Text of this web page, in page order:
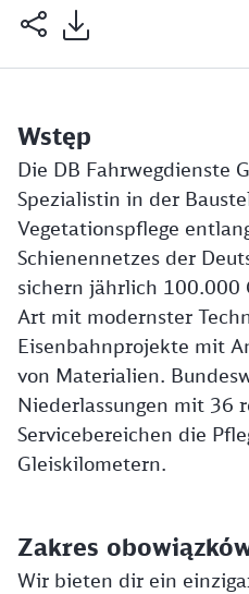
Wstęp
Die DB Fahrwegdienste
Spezialistin in der
Vegetationspflege
Schienennetzes der
sichern jährlich 100.000
Art mit modernster
Eisenbahnprojekte mit
von Materialien.
Niederlassungen mit 36
Servicebereichen die
Gleiskilometern.
Zakres
Wir bieten dir ein